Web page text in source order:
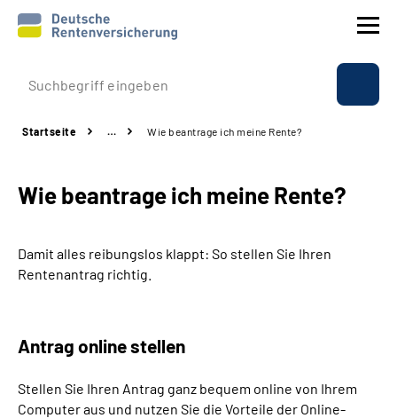
Prävention
Rente
Beratung & Kontakt
Über uns & Presse
Online-Services
Startseite … Wie beantrage ich meine Rente?
Wie beantrage ich meine Rente?
Damit alles reibungslos klappt: So stellen Sie Ihren
Rentenantrag richtig.
Antrag online stellen
Stellen Sie Ihren Antrag ganz bequem online von Ihrem
Computer aus und nutzen Sie die Vorteile der Online-